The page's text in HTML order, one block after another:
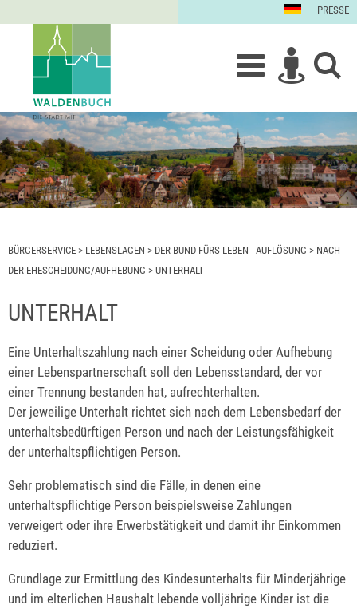
PRESSE
BÜRGERSERVICE > LEBENSLAGEN > DER BUND FÜRS LEBEN - AUFLÖSUNG > NACH
DER EHESCHEIDUNG/AUFHEBUNG > UNTERHALT
UNTERHALT
Eine Unterhaltszahlung nach einer Scheidung oder Aufhebung
einer Lebenspartnerschaft soll den Lebensstandard, der vor
einer Trennung bestanden hat, aufrechterhalten.
Der jeweilige Unterhalt richtet sich nach dem Lebensbedarf der
unterhaltsbedürftigen Person und nach der Leistungsfähigkeit
der unterhaltspflichtigen Person.
Sehr problematisch sind die Fälle, in denen eine
unterhaltspflichtige Person beispielsweise Zahlungen
verweigert oder ihre Erwerbstätigkeit und damit ihr Einkommen
reduziert.
Grundlage zur Ermittlung des Kindesunterhalts für Minderjährige
und im elterlichen Haushalt lebende volljährige Kinder ist die